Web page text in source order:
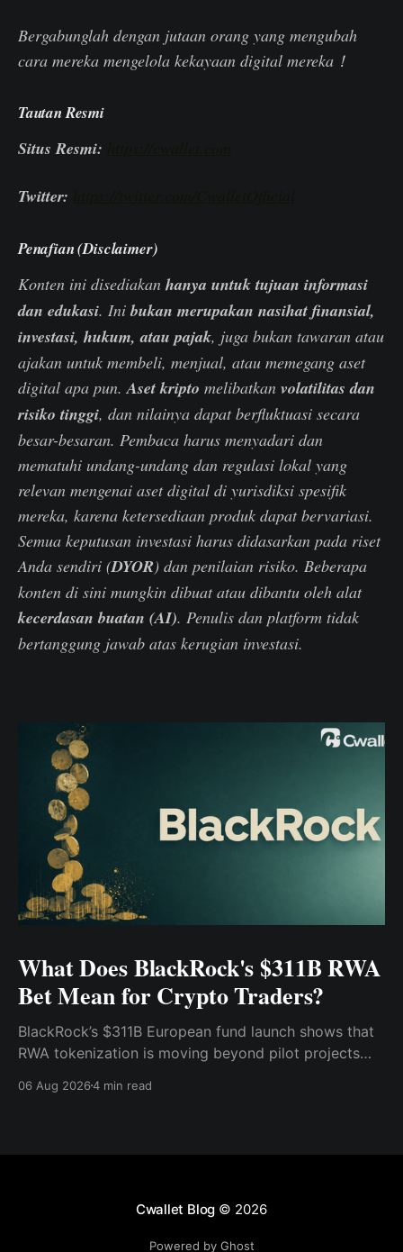
Bergabunglah dengan jutaan orang yang mengubah
cara mereka mengelola kekayaan digital mereka！
Tautan Resmi
Situs Resmi:
Twitter:
Penafian (Disclaimer)
Konten ini disediakan hanya untuk tujuan informasi
dan edukasi. Inibukan merupakan nasihat finansial,
investasi, hukum, atau pajak, juga bukan tawaran atau
ajakan untuk membeli, menjual, atau memegang aset
digital apa pun. Aset kripto melibatkan volatilitas dan
risiko tinggi, dan nilainya dapat berfluktuasi secara
besar-besaran. Pembaca harus menyadari dan
mematuhi undang-undang dan regulasi lokal yang
relevan mengenai aset digital di yurisdiksi spesifik
mereka, karena ketersediaan produk dapat bervariasi.
Semua keputusan investasi harus didasarkan pada riset
Anda sendiri (DYOR) dan penilaian risiko. Beberapa
konten di sini mungkin dibuat atau dibantu oleh alat
kecerdasan buatan (AI). Penulis dan platform tidak
bertanggung jawab atas kerugian investasi.
What Does BlackRock's $311B RWA
Bet Mean for Crypto Traders?
BlackRock’s $311B European fund launch shows that
RWA tokenization is moving beyond pilot projects
what it means for crypto traders.
06 Aug 20264 min read
Cwallet Blog © 2026
Powered by Ghost